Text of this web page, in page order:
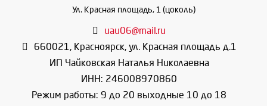
Ул. Красная площадь, 1 (цоколь)
uau06@mail.ru
660021 , Красноярск, ул. Красная площадь д.1
ИП Чайковская Наталья Николаевна
ИНН: 246008970860
Режим работы: 9 до 20 выходные 10 до 18